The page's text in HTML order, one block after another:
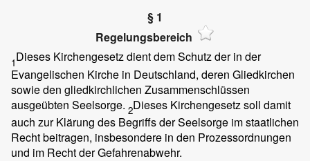
§ 1
Regelungsbereich
1Dieses Kirchengesetz dient dem Schutz der in der
Evangelischen Kirche in Deutschland, deren Gliedkirchen
sowie den gliedkirchlichen Zusammenschlüssen
ausgeübten Seelsorge. 2Dieses Kirchengesetz soll damit
auch zur Klärung des Begriffs der Seelsorge im staatlichen
Recht beitragen, insbesondere in den Prozessordnungen
und im Recht der Gefahrenabwehr.